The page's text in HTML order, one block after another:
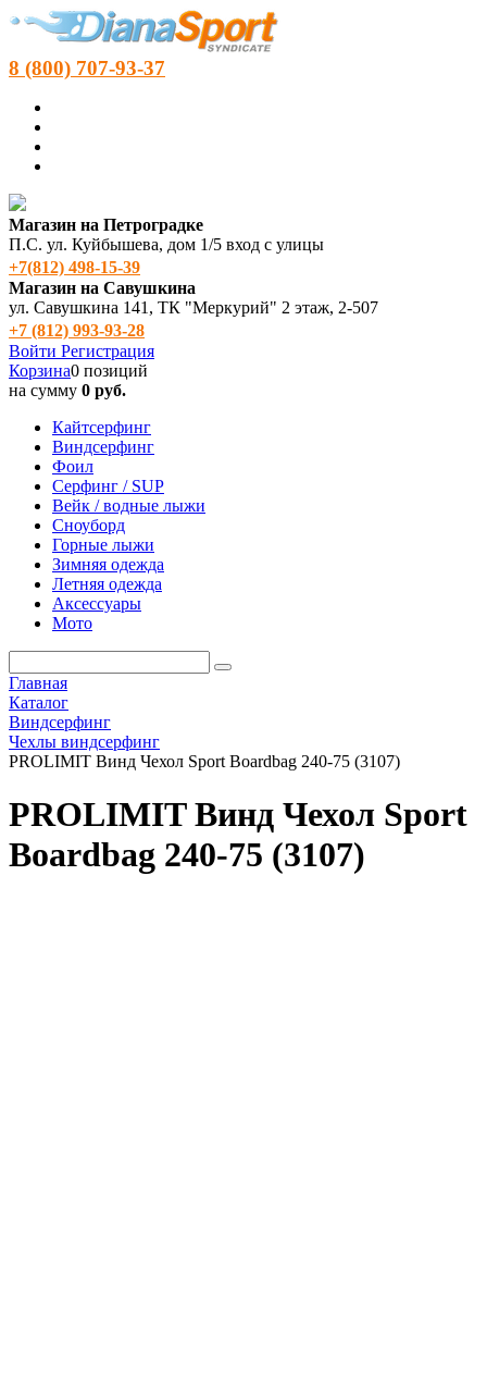
8 (800) 707-93-37
Магазин на Петроградке
П.С. ул. Куйбышева, дом 1/5 вход с улицы
+7(812) 498‑15-39
Магазин на Савушкина
ул. Савушкина 141, ТК "Меркурий" 2 этаж, 2-507
+7 (812) 993-93-28
Войти Регистрация
Корзина0 позиций
на сумму 0 руб.
Кайтсерфинг
Виндсерфинг
Фоил
Серфинг / SUP
Вейк / водные лыжи
Сноуборд
Горные лыжи
Зимняя одежда
Летняя одежда
Аксессуары
Мото
Главная
Каталог
Виндсерфинг
Чехлы виндсерфинг
PROLIMIT Винд Чехол Sport Boardbag 240-75 (3107)
PROLIMIT Винд Чехол Sport
Boardbag 240-75 (3107)